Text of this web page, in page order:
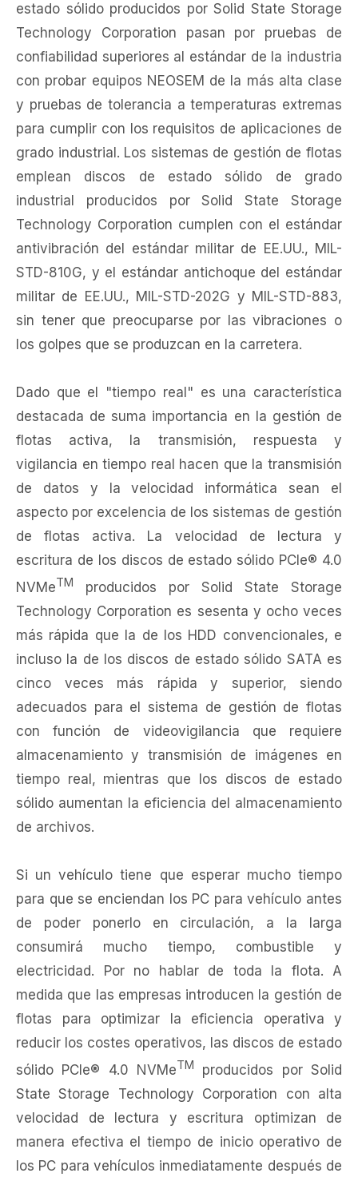
estado sólido producidos por Solid State Storage
Technology Corporation pasan por pruebas de
confiabilidad superiores al estándar de la industria
con probar equipos NEOSEM de la más alta clase
y pruebas de tolerancia a temperaturas extremas
para cumplir con los requisitos de aplicaciones de
grado industrial. Los sistemas de gestión de flotas
emplean discos de estado sólido de grado
industrial producidos por Solid State Storage
Technology Corporation cumplen con el estándar
antivibración del estándar militar de EE.UU., MIL-
STD-810G, y el estándar antichoque del estándar
militar de EE.UU., MIL-STD-202G y MIL-STD-883,
sin tener que preocuparse por las vibraciones o
los golpes que se produzcan en la carretera.
Dado que el "tiempo real" es una característica
destacada de suma importancia en la gestión de
flotas activa, la transmisión, respuesta y
vigilancia en tiempo real hacen que la transmisión
de datos y la velocidad informática sean el
aspecto por excelencia de los sistemas de gestión
de flotas activa. La velocidad de lectura y
escritura de los discos de estado sólido PCIe® 4.0
NVMeTM
producidos por Solid State Storage
Technology Corporation es sesenta y ocho veces
más rápida que la de los HDD convencionales, e
incluso la de los discos de estado sólido SATA es
cinco veces más rápida y superior, siendo
adecuados para el sistema de gestión de flotas
con función de videovigilancia que requiere
almacenamiento y transmisión de imágenes en
tiempo real, mientras que los discos de estado
sólido aumentan la eficiencia del almacenamiento
de archivos.
Si un vehículo tiene que esperar mucho tiempo
para que se enciendan los PC para vehículo antes
de poder ponerlo en circulación, a la larga
consumirá mucho tiempo, combustible y
electricidad. Por no hablar de toda la flota. A
medida que las empresas introducen la gestión de
flotas para optimizar la eficiencia operativa y
reducir los costes operativos, las discos de estado
sólido PCIe® 4.0 NVMeTM
producidos por Solid
State Storage Technology Corporation con alta
velocidad de lectura y escritura optimizan de
manera efectiva el tiempo de inicio operativo de
los PC para vehículos inmediatamente después de